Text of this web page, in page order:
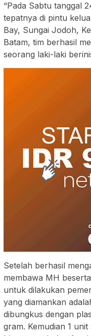
“Pada Sabtu tanggal
tepatnya di pintu
Bay, Sungai Jodoh,
Batam, tim berhasil
seorang laki-laki
Setelah berhasil
membawa MH
untuk dilakukan
yang diamankan
dibungkus dengan
gram. Kemudian 1